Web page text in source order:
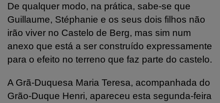
De qualquer modo, na prática, sabe-se que
Guillaume, Stéphanie e os seus dois filhos não
irão viver no Castelo de Berg, mas sim num
anexo que está a ser construído expressamente
para o efeito no terreno que faz parte do castelo.
A Grã-Duquesa Maria Teresa, acompanhada do
Grão-Duque Henri, apareceu esta segunda-feira